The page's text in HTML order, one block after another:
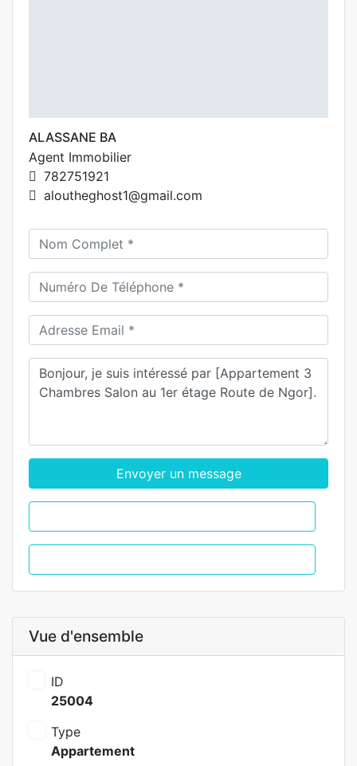
ALASSANE BA
Agent Immobilier
782751921
aloutheghost1@gmail.com
Envoyer un message
Vue d'ensemble
ID
25004
Type
Appartement